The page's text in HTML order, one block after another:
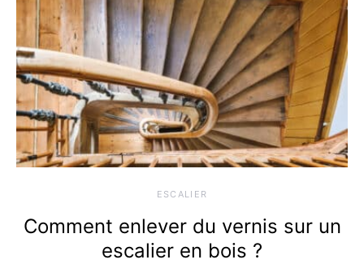
ESCALIER
Comment enlever du vernis sur un
escalier en bois ?